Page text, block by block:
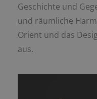
Geschichte und
und räumliche
Orient und das
aus.